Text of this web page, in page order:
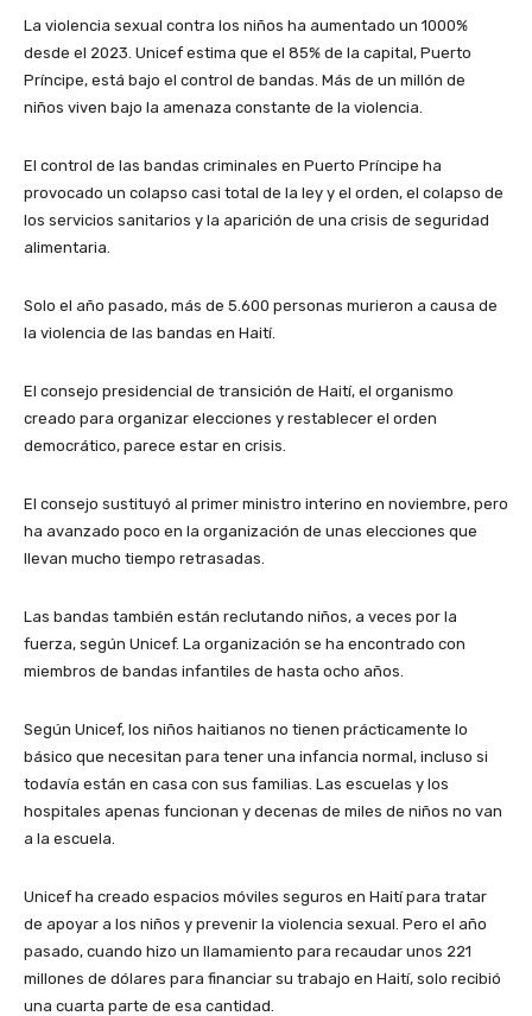
La violencia sexual contra los niños ha aumentado un 1000%
desde el 2023. Unicef estima que el 85% de la capital, Puerto
Príncipe, está bajo el control de bandas. Más de un millón de
niños viven bajo la amenaza constante de la violencia.
El control de las bandas criminales en Puerto Príncipe ha
provocado un colapso casi total de la ley y el orden, el colapso de
los servicios sanitarios y la aparición de una crisis de seguridad
alimentaria.
Solo el año pasado, más de 5.600 personas murieron a causa de
la violencia de las bandas en Haití.
El consejo presidencial de transición de Haití, el organismo
creado para organizar elecciones y restablecer el orden
democrático, parece estar en crisis.
El consejo sustituyó al primer ministro interino en noviembre, pero
ha avanzado poco en la organización de unas elecciones que
llevan mucho tiempo retrasadas.
Las bandas también están reclutando niños, a veces por la
fuerza, según Unicef. La organización se ha encontrado con
miembros de bandas infantiles de hasta ocho años.
Según Unicef, los niños haitianos no tienen prácticamente lo
básico que necesitan para tener una infancia normal, incluso si
todavía están en casa con sus familias. Las escuelas y los
hospitales apenas funcionan y decenas de miles de niños no van
a la escuela.
Unicef ha creado espacios móviles seguros en Haití para tratar
de apoyar a los niños y prevenir la violencia sexual. Pero el año
pasado, cuando hizo un llamamiento para recaudar unos 221
millones de dólares para financiar su trabajo en Haití, solo recibió
una cuarta parte de esa cantidad.